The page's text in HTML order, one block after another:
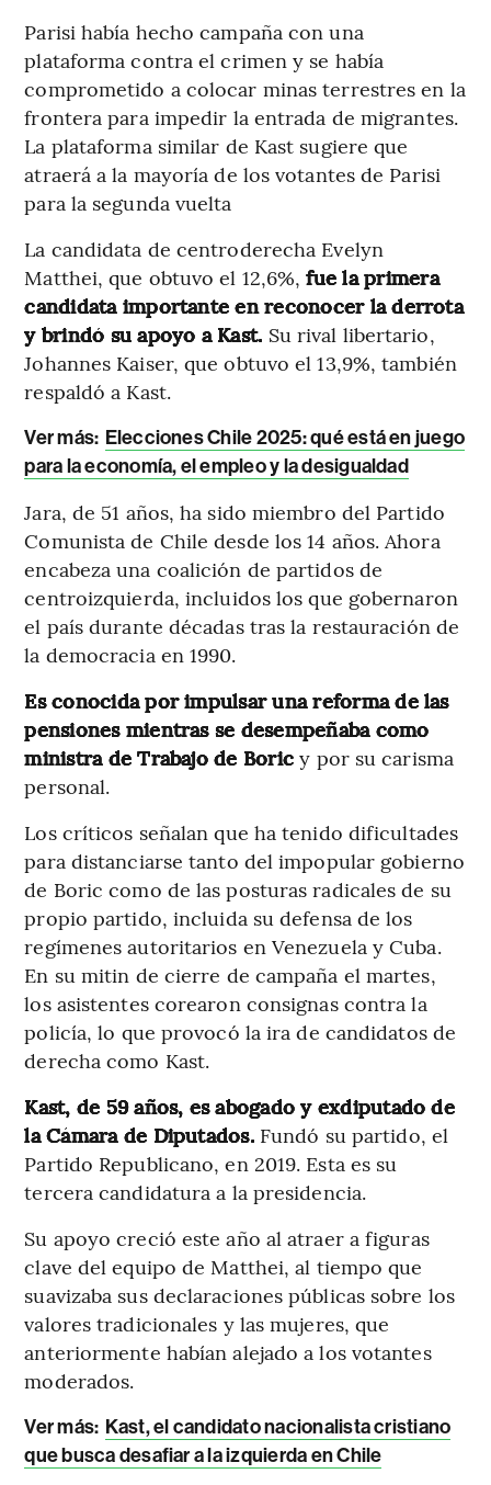
Parisi había hecho campaña con una
plataforma contra el crimen y se había
comprometido a colocar minas terrestres en la
frontera para impedir la entrada de migrantes.
La plataforma similar de Kast sugiere que
atraerá a la mayoría de los votantes de Parisi
para la segunda vuelta
La candidata de centroderecha Evelyn
Matthei, que obtuvo el 12,6%,fue la primera
candidata importante en reconocer la derrota
y brindó su apoyo a Kast. Su rival libertario,
Johannes Kaiser, que obtuvo el 13,9%, también
respaldó a Kast.
Ver más: Elecciones Chile 2025: qué está en juego
para la economía, el empleo y la desigualdad
Jara, de 51 años, ha sido miembro del Partido
Comunista de Chile desde los 14 años. Ahora
encabeza una coalición de partidos de
centroizquierda, incluidos los que gobernaron
el país durante décadas tras la restauración de
la democracia en 1990.
Es conocida por impulsar una reforma de las
pensiones mientras se desempeñaba como
ministra de Trabajo de Boricy por su carisma
personal.
Los críticos señalan que ha tenido dificultades
para distanciarse tanto del impopular gobierno
de Boric como de las posturas radicales de su
propio partido, incluida su defensa de los
regímenes autoritarios en Venezuela y Cuba.
En su mitin de cierre de campaña el martes,
los asistentes corearon consignas contra la
policía, lo que provocó la ira de candidatos de
derecha como Kast.
Kast, de 59 años, es abogado y exdiputado de
la Cámara de Diputados.Fundó su partido, el
Partido Republicano, en 2019. Esta es su
tercera candidatura a la presidencia.
Su apoyo creció este año al atraer a figuras
clave del equipo de Matthei, al tiempo que
suavizaba sus declaraciones públicas sobre los
valores tradicionales y las mujeres, que
anteriormente habían alejado a los votantes
moderados.
Ver más: Kast, el candidato nacionalista cristiano
que busca desafiar a la izquierda en Chile